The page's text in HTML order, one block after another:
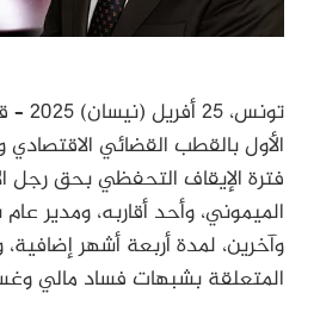
الأول بالقطب القضائي
فترة الإيقاف التحفظي بحق رجل
الميموني، وأحد أقاربه، ومدير
وآخرين، لمدة أربعة أشهر
المتعلقة بشبهات فساد مالي